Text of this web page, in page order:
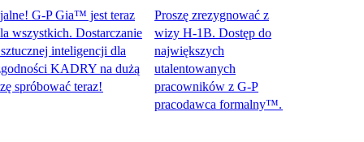
G-P Gia™ jest teraz
Dostarczanie
inteligencji dla
KADRY na dużą
teraz!​​
Proszę zrezygnować z
wizy H-1B. Dostęp do
największych
utalentowanych
pracowników z G-P
pracodawca formalny™.​​